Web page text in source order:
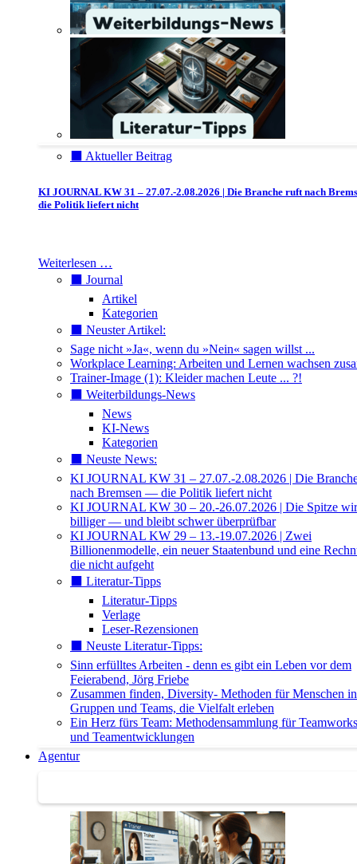
⬛️ Aktueller Beitrag
KI JOURNAL KW 31 – 27.07.-2.08.2026 | Die Branche ruft nach
die Politik liefert nicht
Weiterlesen …
⬛️ Journal
Artikel
Kategorien
⬛️ Neuster Artikel:
Sage nicht »Ja«, wenn du »Nein« sagen willst ...
Workplace Learning: Arbeiten und Lernen wachsen
Trainer-Image (1): Kleider machen Leute ... ?!
⬛️ Weiterbildungs-News
News
KI-News
Kategorien
⬛️ Neuste News:
KI JOURNAL KW 31 – 27.07.-2.08.2026 | Die
nach Bremsen — die Politik liefert nicht
KI JOURNAL KW 30 – 20.-26.07.2026 | Die Spitze
billiger — und bleibt schwer überprüfbar
KI JOURNAL KW 29 – 13.-19.07.2026 | Zwei
Billionenmodelle, ein neuer Staatenbund und eine
die nicht aufgeht
⬛️ Literatur-Tipps
Literatur-Tipps
Verlage
Leser-Rezensionen
⬛️ Neuste Literatur-Tipps:
Sinn erfülltes Arbeiten - denn es gibt ein Leben vor dem
Feierabend, Jörg Friebe
Zusammen finden, Diversity- Methoden für Menschen in
Gruppen und Teams, die Vielfalt erleben
Ein Herz fürs Team: Methodensammlung für
und Teamentwicklungen
Agentur